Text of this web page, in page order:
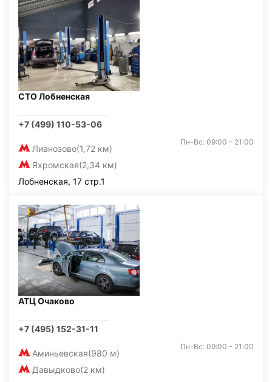
СТО Лобненская
+7 (499) 110-53-06
Лианозово(1,72 км)
Яхромская(2,34 км)
Пн-Вс: 09:00 - 21:00
Лобненская, 17 стр.1
АТЦ Очаково
+7 (495) 152-31-11
Аминьевская(980 м)
Давыдково(2 км)
Пн-Вс: 09:00 - 21:00